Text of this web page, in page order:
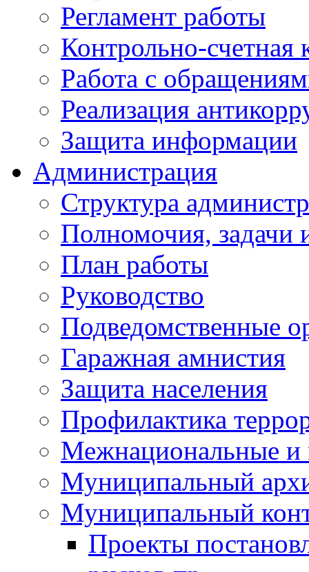
Регламент работы
Контрольно-
Работа с
Реализация
Защита информации
Администрация
Структура
Полномочия, задачи
План работы
Руководство
Подведомственные
Гаражная амнистия
Защита населения
Профилактика
Межнациональные и
Муниципальный
Муниципальный
Проекты